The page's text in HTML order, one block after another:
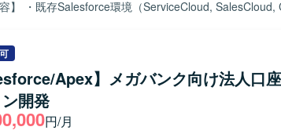
容】 ・既存Salesforce環境（ServiceCloud,
答や、標準機能および軽微なApex、Visualforceを用いた
規機能について、対応方針の検討から設計・実装・受け
きます。 ・その他、関連する開発要件についても状況
ていただける方を求めております。 ・Salesforceに関
Apex】メガバンク向け法人口
開発
円/月